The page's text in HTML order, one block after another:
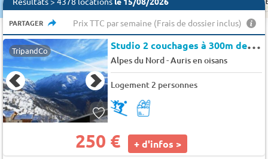
PARTAGER Prix TTC par semaine (Frais de dossier inclus)
TripandCo S
tudio 2 couchages à 300m des pistes - Auris en Oisans - Silenes
Alpes du Nord-Auris en oisans
Logement 2 personnes
250 € + d'infos >